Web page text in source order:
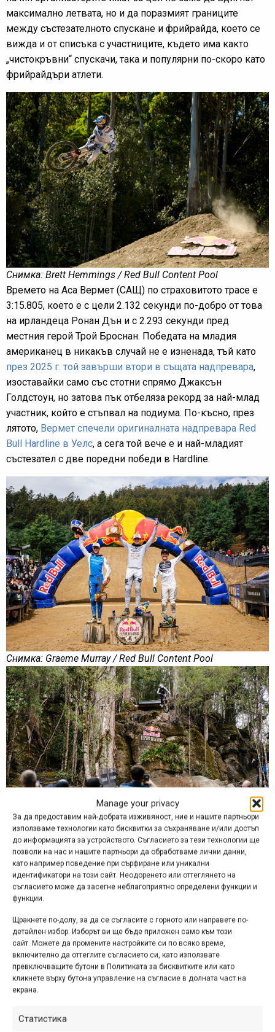
Manage your privacy
За да предоставим най-добрата изживяност, ние и нашите партньори
използваме технологии като бисквитки за съхраняване и/или достъп
до информацията за устройството. Съгласието за тези технологии ще
позволи на нас и нашите партньори да обработваме лични данни,
като например поведение при сърфиране или уникални
идентификатори на този сайт. Неодоренето или оттеглянето на
съгласието може да засегне неблагоприятно определени функции и
функции.
Щракнете по-долу, за да се съгласите с горното или направете по-
детайлен избор. Изборът ви ще бъде приложен само към този
сайт. Можете да промените настройките си по всяко време,
включително да оттеглите съгласието си, като използвате
превключващите бутони в Политиката за бисквитките или като
кликнете върху бутона управление на съгласие в долната част на
екрана.
Статистика
максимално летвата, но и да поразмият границите
между състезателното спускане и фрийрайда, което се
вижда и от списъка с участниците, където има както
„чистокръвни“ спускачи, така и популярни по-скоро като
фрийрайдъри атлети.
Снимка: Brett Hemmings / Red Bull Content Pool
Времето на Аса Вермет (САЩ) по страховитото трасе е
3:15.805, което е с цели 2.132 секунди по-добро от това
на ирландеца Ронан Дън и с 2.293 секунди пред
местния герой Трой Броснан. Победата на младия
американец в никакъв случай не е изненада, тъй като
през 2025 г. той завърши втори в същата надпревара,
изоставайки само със стотни спрямо Джаксън
Голдстоун, но затова пък отбеляза рекорд за най-млад
участник, който е стъпвал на подиума. По-късно, през
лятото, Вермет спечели оригиналната надпревара Red
Bull Hardline в Уелс, а сега той вече е и най-младият
състезател с две поредни победи в Hardline.
Снимка: Graeme Murray / Red Bull Content Pool
Снимка: Graeme Murray / Red Bull Content Pool
За Грейси Хемстрийт (Канада) тазгодишната победа е
втора поред в австралийското издание, след като през
2025 г. тя стана първата жена, която премина успешно
Единствената друга състезателка, която успя да
финишира в събота, е Луис Фъргюсън от
Великобритания.